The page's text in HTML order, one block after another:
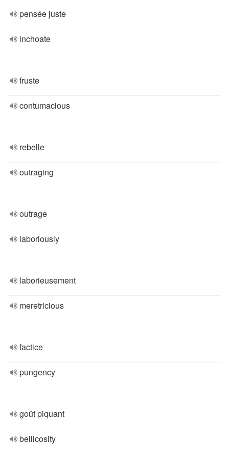
pensée juste
inchoate
fruste
contumacious
rebelle
outraging
outrage
laboriously
laborieusement
meretricious
factice
pungency
goût piquant
bellicosity